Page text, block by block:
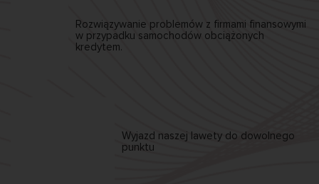
Rozwiązywanie problemów z firmami finansowymi
w przypadku samochodów obciążonych
kredytem.
Wyjazd naszej lawety do dowolnego
punktu